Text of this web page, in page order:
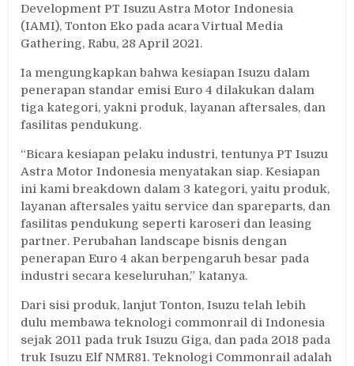
Development PT Isuzu Astra Motor Indonesia
(IAMI), Tonton Eko pada acara Virtual Media
Gathering, Rabu, 28 April 2021.
Ia mengungkapkan bahwa kesiapan Isuzu dalam
penerapan standar emisi Euro 4 dilakukan dalam
tiga kategori, yakni produk, layanan aftersales, dan
fasilitas pendukung.
“Bicara kesiapan pelaku industri, tentunya PT Isuzu
Astra Motor Indonesia menyatakan siap. Kesiapan
ini kami breakdown dalam 3 kategori, yaitu produk,
layanan aftersales yaitu service dan spareparts, dan
fasilitas pendukung seperti karoseri dan leasing
partner. Perubahan landscape bisnis dengan
penerapan Euro 4 akan berpengaruh besar pada
industri secara keseluruhan,” katanya.
Dari sisi produk, lanjut Tonton, Isuzu telah lebih
dulu membawa teknologi commonrail di Indonesia
sejak 2011 pada truk Isuzu Giga, dan pada 2018 pada
truk Isuzu Elf NMR81. Teknologi Commonrail adalah